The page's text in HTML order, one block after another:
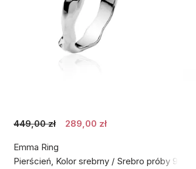
449,00 zł 289,00 zł
Emma Ring
Pierścień, Kolor srebrny / Srebro próby 925